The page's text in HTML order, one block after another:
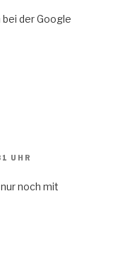
der Google
UHR
noch mit